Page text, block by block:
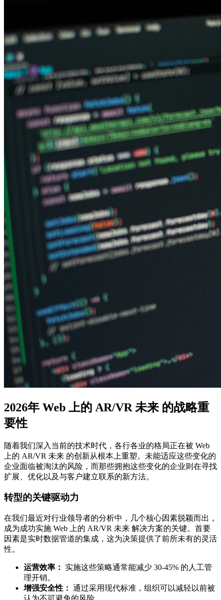
2026年 Web 上的 AR/VR 未来 的战略重
要性
随着我们深入当前的技术时代，各行各业的格局正在被 Web
上的 AR/VR 未来 的创新从根本上重塑。未能适应这些变化的
企业面临被淘汰的风险，而那些拥抱这些变化的企业则在寻找
扩展、优化以及与客户建立联系的新方法。
转型的关键驱动力
在我们最近对行业领导者的分析中，几个核心因素脱颖而出，
成为成功实施 Web 上的 AR/VR 未来 解决方案的关键。首要
因素是实时数据管道的集成，这为决策提供了前所未有的灵活
性。
运营效率：
实施这些策略通常能减少 30-45% 的人工管
理开销。
增强安全性： 通过采用现代标准，组织可以减轻以前被